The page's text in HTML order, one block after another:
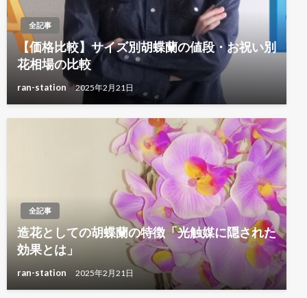
全記事
【価格比較】サイズ別胡蝶蘭の値段・お祝い別
花相場の比較
ran-station 2025年2月21日
全記事
造花としての胡蝶蘭の特徴「光触媒に隠された
効果とは」
ran-station 2025年2月21日